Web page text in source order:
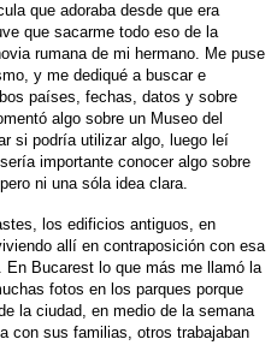
que adoraba desde que era
que sacarme todo eso de la
rumana de mi hermano. Me puse
y me dediqué a buscar e
países, fechas, datos y sobre
algo sobre un Museo del
si podría utilizar algo, luego leí
importante conocer algo sobre
ni una sóla idea clara.
los edificios antiguos, en
allí en contraposición con esa
En Bucarest lo que más me llamó la
fotos en los parques porque
la ciudad, en medio de la semana
con sus familias, otros trabajaban